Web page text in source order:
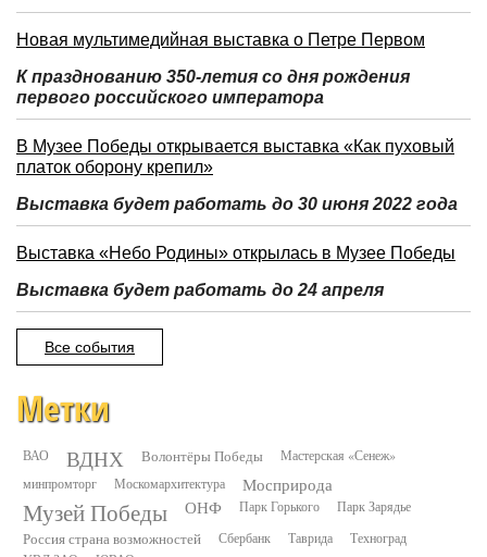
Новая мультимедийная выставка о Петре Первом
К празднованию 350-летия со дня рождения
первого российского императора
В Музее Победы открывается выставка «Как пуховый
платок оборону крепил»
Выставка будет работать до 30 июня 2022 года
Выставка «Небо Родины» открылась в Музее Победы
Выставка будет работать до 24 апреля
Все события
Метки
ВАО ВДНХ Волонтёры Победы
Мастерская «Сенеж»
минпромторг
Москомархитектура Мосприрода
Музей Победы ОНФ Парк Горького Парк Зарядье
Россия страна возможностей Сбербанк Таврида
Техноград